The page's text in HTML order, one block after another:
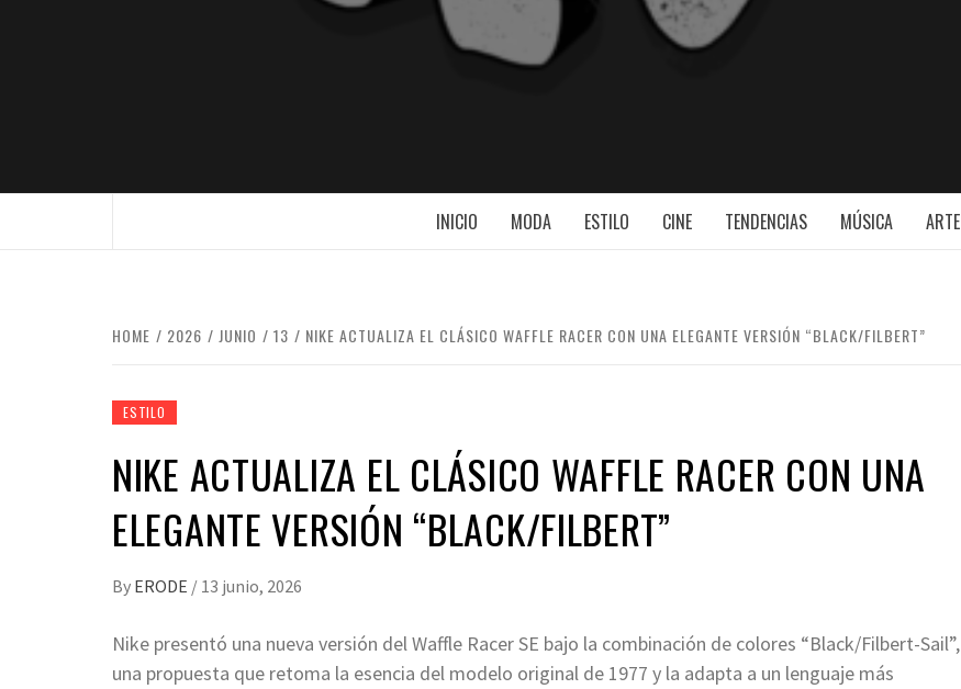
INICIO MODA ESTILO CINE TENDENCIAS MÚSICA ARTE
HOME 2026 JUNIO 13 NIKE ACTUALIZA EL CLÁSICO WAFFLE RACER CON UNA ELEGANTE VERSIÓN “BLACK/FILBERT”
ESTILO
NIKE ACTUALIZA EL CLÁSICO WAFFLE RACER CON UNA
ELEGANTE VERSIÓN “BLACK/FILBERT”
By ERODE / 13 junio, 2026
Nike presentó una nueva versión del Waffle Racer SE bajo la combinación de colores “Black/Filbert-Sail”,
una propuesta que retoma la esencia del modelo original de 1977 y la adapta a un lenguaje más